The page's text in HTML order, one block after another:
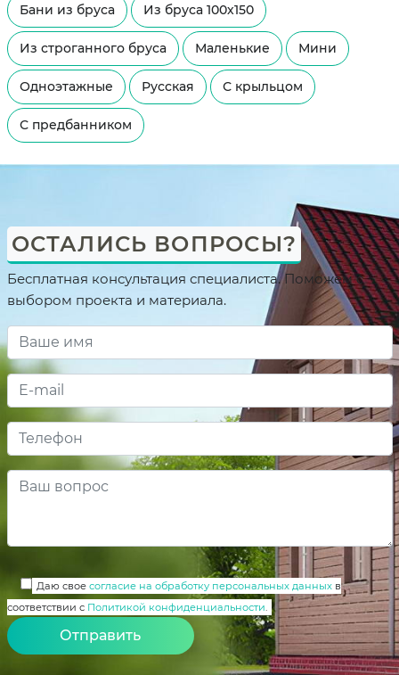
Бани из бруса Из бруса 100х150
Из строганного бруса Маленькие Мини
Одноэтажные Русская С крыльцом
С предбанником
ОСТАЛИСЬ ВОПРОСЫ?
Бесплатная консультация специалиста. Поможем с
выбором проекта и материала.
Даю свое согласие на обработку персональных данныхв
соответствии с Политикой конфиденциальности